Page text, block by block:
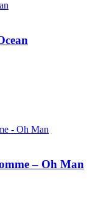
– Oh Man